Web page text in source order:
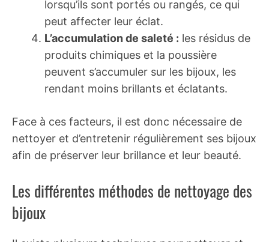
lorsqu’ils sont portés ou rangés, ce qui
peut affecter leur éclat.
L’accumulation de saleté : les résidus de
produits chimiques et la poussière
peuvent s’accumuler sur les bijoux, les
rendant moins brillants et éclatants.
Face à ces facteurs, il est donc nécessaire de
nettoyer et d’entretenir régulièrement ses bijoux
afin de préserver leur brillance et leur beauté.
Les différentes méthodes de nettoyage des
bijoux